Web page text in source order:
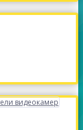
видеокамер